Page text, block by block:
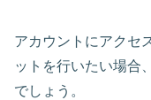
アカウントにアクセ
ットを行いたい場合
でしょう。